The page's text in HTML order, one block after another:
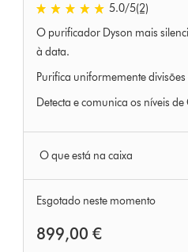
5.0 estrelas de 5 em 2 Ratings
5.0/5(2)
O purificador Dyson mais
à data.
Purifica uniformemente divisões
Detecta e comunica os níveis de
O que está na caixa
Esgotado neste momento
899,00 €